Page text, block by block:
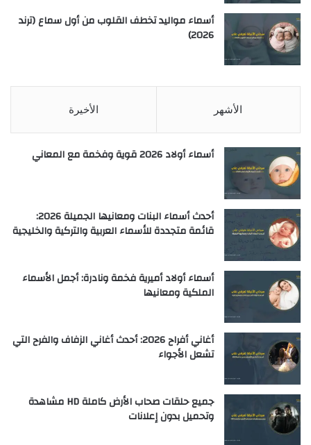
أسماء مواليد تخطف القلوب من أول سماع (ترند
2026)
الأشهر الأخيرة
أسماء أولاد 2026 قوية وفخمة مع المعاني
أحدث أسماء البنات ومعانيها الجميلة 2026:
قائمة متجددة للأسماء العربية والتركية والخليجية
أسماء أولاد أميرية فخمة ونادرة: أجمل الأسماء
الملكية ومعانيها
أغاني أفراح 2026: أحدث أغاني الزفاف والفرح التي
تشعل الأجواء
جميع حلقات صحاب الأرض كاملة HD مشاهدة
وتحميل بدون إعلانات